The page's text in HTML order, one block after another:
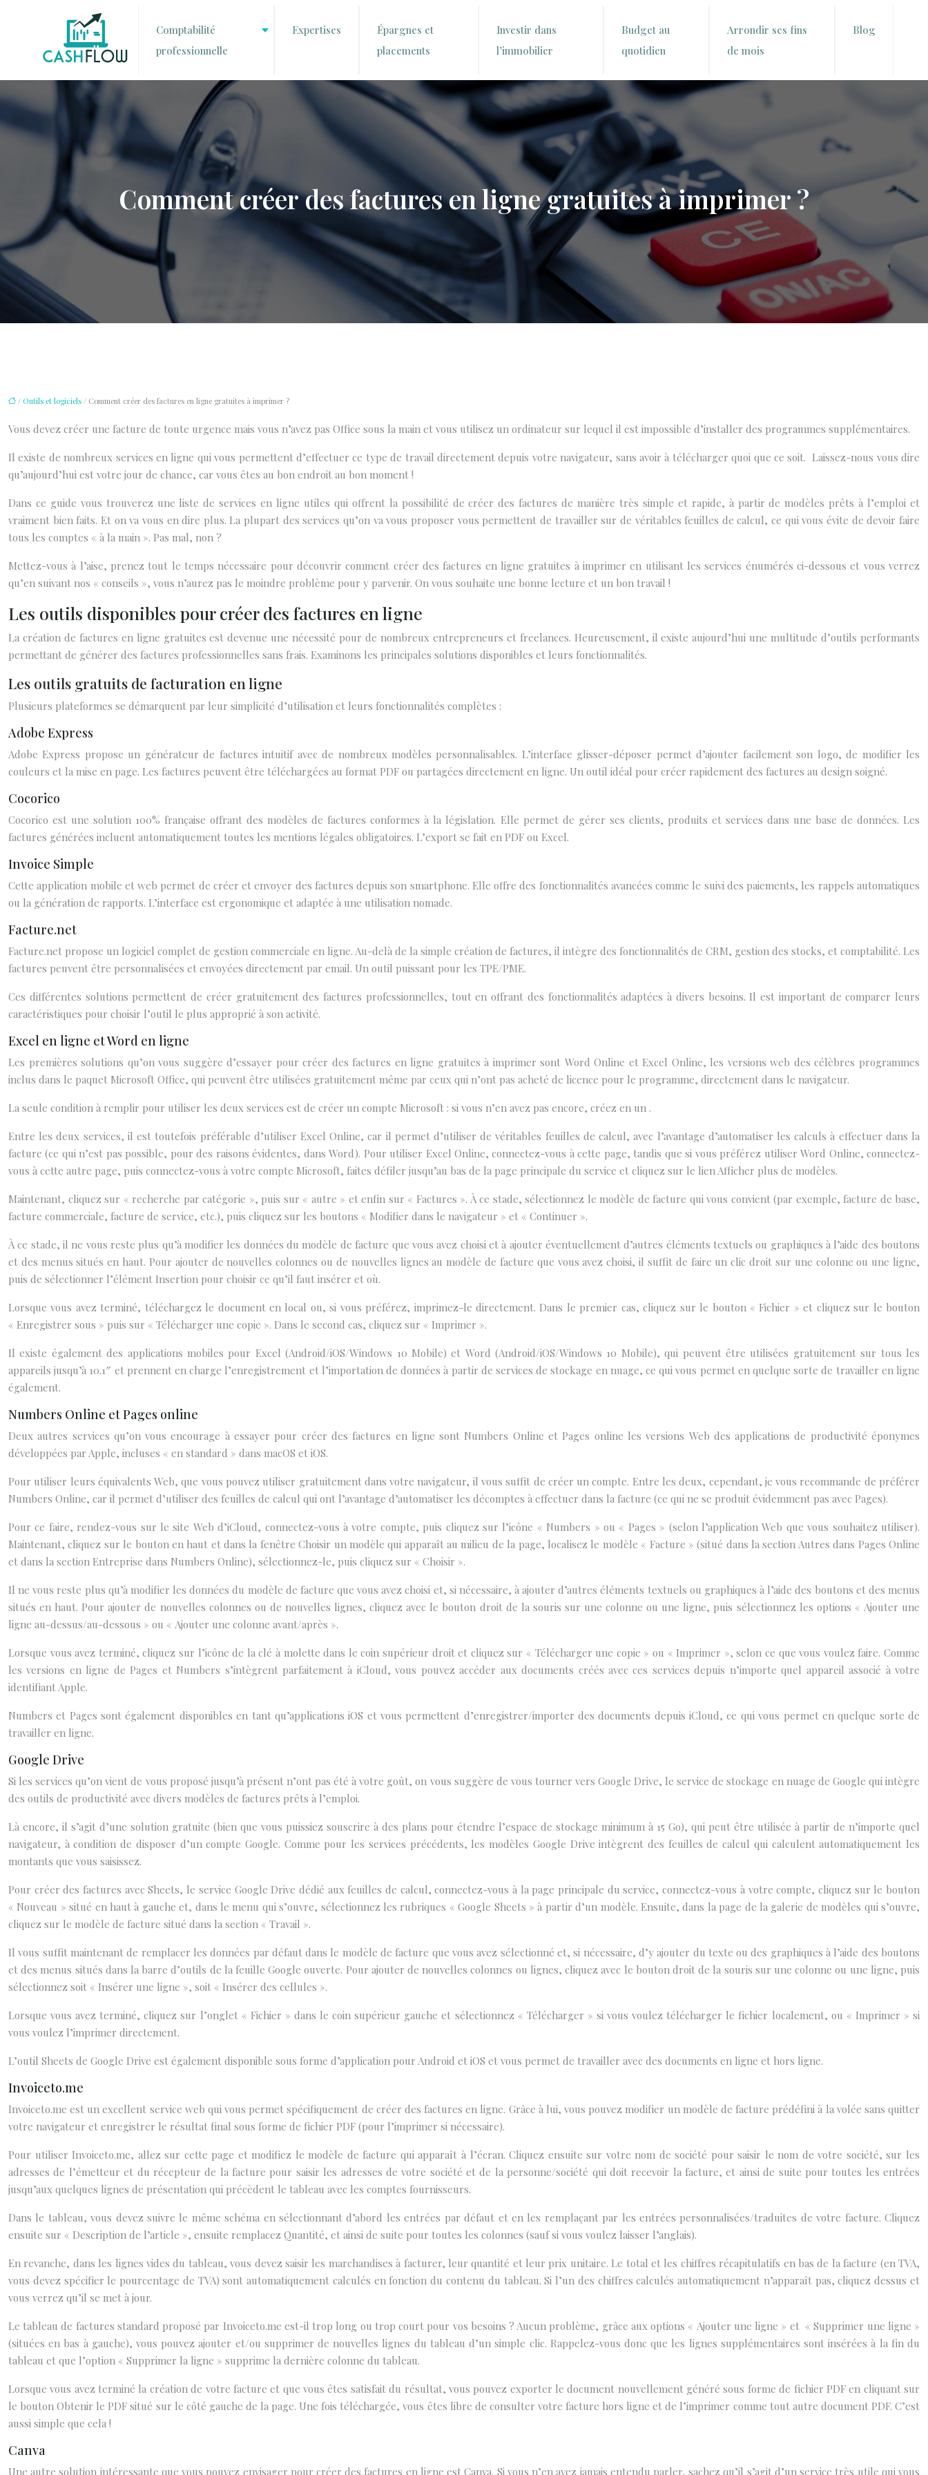
Comptabilité
professionnelle
Expertises
Épargnes et
placements
Investir dans
l’immobilier
Budget au
quotidien
Arrondir ses fins
de mois
Blog
Comment créer des factures en ligne gratuites à imprimer ?
/ Outils et logiciels / Comment créer des factures en ligne gratuites à imprimer ?
Vous devez créer une facture de toute urgence mais vous n’avez pas Office sous la main et vous utilisez un ordinateur sur lequel il est impossible d’installer des programmes supplémentaires.
Il existe de nombreux services en ligne qui vous permettent d’effectuer ce type de travail directement depuis votre navigateur, sans avoir à télécharger quoi que ce soit. Laissez-nous vous dire
qu’aujourd’hui est votre jour de chance, car vous êtes au bon endroit au bon moment !
Dans ce guide vous trouverez une liste de services en ligne utiles qui offrent la possibilité de créer des factures de manière très simple et rapide, à partir de modèles prêts à l’emploi et
vraiment bien faits. Et on va vous en dire plus. La plupart des services qu’on va vous proposer vous permettent de travailler sur de véritables feuilles de calcul, ce qui vous évite de devoir faire
tous les comptes « à la main ». Pas mal, non ?
Mettez-vous à l’aise, prenez tout le temps nécessaire pour découvrir comment créer des factures en ligne gratuites à imprimer en utilisant les services énumérés ci-dessous et vous verrez
qu’en suivant nos « conseils », vous n’aurez pas le moindre problème pour y parvenir. On vous souhaite une bonne lecture et un bon travail !
Les outils disponibles pour créer des factures en ligne
La création de factures en ligne gratuites est devenue une nécessité pour de nombreux entrepreneurs et freelances. Heureusement, il existe aujourd’hui une multitude d’outils performants
permettant de générer des factures professionnelles sans frais. Examinons les principales solutions disponibles et leurs fonctionnalités.
Les outils gratuits de facturation en ligne
Plusieurs plateformes se démarquent par leur simplicité d’utilisation et leurs fonctionnalités complètes :
Adobe Express
Adobe Express propose un générateur de factures intuitif avec de nombreux modèles personnalisables. L’interface glisser-déposer permet d’ajouter facilement son logo, de modifier les
couleurs et la mise en page. Les factures peuvent être téléchargées au format PDF ou partagées directement en ligne. Un outil idéal pour créer rapidement des factures au design soigné.
Cocorico
Cocorico est une solution 100% française offrant des modèles de factures conformes à la législation. Elle permet de gérer ses clients, produits et services dans une base de données. Les
factures générées incluent automatiquement toutes les mentions légales obligatoires. L’export se fait en PDF ou Excel.
Invoice Simple
Cette application mobile et web permet de créer et envoyer des factures depuis son smartphone. Elle offre des fonctionnalités avancées comme le suivi des paiements, les rappels automatiques
ou la génération de rapports. L’interface est ergonomique et adaptée à une utilisation nomade.
Facture.net
Facture.net propose un logiciel complet de gestion commerciale en ligne. Au-delà de la simple création de factures, il intègre des fonctionnalités de CRM, gestion des stocks, et comptabilité. Les
factures peuvent être personnalisées et envoyées directement par email. Un outil puissant pour les TPE/PME.
Ces différentes solutions permettent de créer gratuitement des factures professionnelles, tout en offrant des fonctionnalités adaptées à divers besoins. Il est important de comparer leurs
caractéristiques pour choisir l’outil le plus approprié à son activité.
Excel en ligne et Word en ligne
Les premières solutions qu’on vous suggère d’essayer pour créer des factures en ligne gratuites à imprimer sont Word Online et Excel Online, les versions web des célèbres programmes
inclus dans le paquet Microsoft Office, qui peuvent être utilisées gratuitement même par ceux qui n’ont pas acheté de licence pour le programme, directement dans le navigateur.
La seule condition à remplir pour utiliser les deux services est de créer un compte Microsoft : si vous n’en avez pas encore, créez en un .
Entre les deux services, il est toutefois préférable d’utiliser Excel Online, car il permet d’utiliser de véritables feuilles de calcul, avec l’avantage d’automatiser les calculs à effectuer dans la
facture (ce qui n’est pas possible, pour des raisons évidentes, dans Word). Pour utiliser Excel Online, connectez-vous à cette page, tandis que si vous préférez utiliser Word Online, connectez-
vous à cette autre page, puis connectez-vous à votre compte Microsoft, faites défiler jusqu’au bas de la page principale du service et cliquez sur le lien Afficher plus de modèles.
Maintenant, cliquez sur « recherche par catégorie », puis sur « autre » et enfin sur « Factures ». À ce stade, sélectionnez le modèle de facture qui vous convient (par exemple, facture de base,
facture commerciale, facture de service, etc.), puis cliquez sur les boutons « Modifier dans le navigateur » et « Continuer ».
À ce stade, il ne vous reste plus qu’à modifier les données du modèle de facture que vous avez choisi et à ajouter éventuellement d’autres éléments textuels ou graphiques à l’aide des boutons
et des menus situés en haut. Pour ajouter de nouvelles colonnes ou de nouvelles lignes au modèle de facture que vous avez choisi, il suffit de faire un clic droit sur une colonne ou une ligne,
puis de sélectionner l’élément Insertion pour choisir ce qu’il faut insérer et où.
Lorsque vous avez terminé, téléchargez le document en local ou, si vous préférez, imprimez-le directement. Dans le premier cas, cliquez sur le bouton « Fichier » et cliquez sur le bouton
« Enregistrer sous » puis sur « Télécharger une copie ». Dans le second cas, cliquez sur « Imprimer ».
Il existe également des applications mobiles pour Excel (Android/iOS/Windows 10 Mobile) et Word (Android/iOS/Windows 10 Mobile), qui peuvent être utilisées gratuitement sur tous les
appareils jusqu’à 10.1″ et prennent en charge l’enregistrement et l’importation de données à partir de services de stockage en nuage, ce qui vous permet en quelque sorte de travailler en ligne
également.
Numbers Online et Pages online
Deux autres services qu’on vous encourage à essayer pour créer des factures en ligne sont Numbers Online et Pages online les versions Web des applications de productivité éponymes
développées par Apple, incluses « en standard » dans macOS et iOS.
Pour utiliser leurs équivalents Web, que vous pouvez utiliser gratuitement dans votre navigateur, il vous suffit de créer un compte. Entre les deux, cependant, je vous recommande de préférer
Numbers Online, car il permet d’utiliser des feuilles de calcul qui ont l’avantage d’automatiser les décomptes à effectuer dans la facture (ce qui ne se produit évidemment pas avec Pages).
Pour ce faire, rendez-vous sur le site Web d’iCloud, connectez-vous à votre compte, puis cliquez sur l’icône « Numbers » ou « Pages » (selon l’application Web que vous souhaitez utiliser).
Maintenant, cliquez sur le bouton en haut et dans la fenêtre Choisir un modèle qui apparaît au milieu de la page, localisez le modèle « Facture » (situé dans la section Autres dans Pages Online
et dans la section Entreprise dans Numbers Online), sélectionnez-le, puis cliquez sur « Choisir ».
Il ne vous reste plus qu’à modifier les données du modèle de facture que vous avez choisi et, si nécessaire, à ajouter d’autres éléments textuels ou graphiques à l’aide des boutons et des menus
situés en haut. Pour ajouter de nouvelles colonnes ou de nouvelles lignes, cliquez avec le bouton droit de la souris sur une colonne ou une ligne, puis sélectionnez les options « Ajouter une
ligne au-dessus/au-dessous » ou « Ajouter une colonne avant/après ».
Lorsque vous avez terminé, cliquez sur l’icône de la clé à molette dans le coin supérieur droit et cliquez sur « Télécharger une copie » ou « Imprimer », selon ce que vous voulez faire. Comme
les versions en ligne de Pages et Numbers s’intègrent parfaitement à iCloud, vous pouvez accéder aux documents créés avec ces services depuis n’importe quel appareil associé à votre
identifiant Apple.
Numbers et Pages sont également disponibles en tant qu’applications iOS et vous permettent d’enregistrer/importer des documents depuis iCloud, ce qui vous permet en quelque sorte de
travailler en ligne.
Google Drive
Si les services qu’on vient de vous proposé jusqu’à présent n’ont pas été à votre goût, on vous suggère de vous tourner vers Google Drive, le service de stockage en nuage de Google qui intègre
des outils de productivité avec divers modèles de factures prêts à l’emploi.
Là encore, il s’agit d’une solution gratuite (bien que vous puissiez souscrire à des plans pour étendre l’espace de stockage minimum à 15 Go), qui peut être utilisée à partir de n’importe quel
navigateur, à condition de disposer d’un compte Google. Comme pour les services précédents, les modèles Google Drive intègrent des feuilles de calcul qui calculent automatiquement les
montants que vous saisissez.
Pour créer des factures avec Sheets, le service Google Drive dédié aux feuilles de calcul, connectez-vous à la page principale du service, connectez-vous à votre compte, cliquez sur le bouton
« Nouveau » situé en haut à gauche et, dans le menu qui s’ouvre, sélectionnez les rubriques « Google Sheets » à partir d’un modèle. Ensuite, dans la page de la galerie de modèles qui s’ouvre,
cliquez sur le modèle de facture situé dans la section « Travail ».
Il vous suffit maintenant de remplacer les données par défaut dans le modèle de facture que vous avez sélectionné et, si nécessaire, d’y ajouter du texte ou des graphiques à l’aide des boutons
et des menus situés dans la barre d’outils de la feuille Google ouverte. Pour ajouter de nouvelles colonnes ou lignes, cliquez avec le bouton droit de la souris sur une colonne ou une ligne, puis
sélectionnez soit « Insérer une ligne », soit « Insérer des cellules ».
Lorsque vous avez terminé, cliquez sur l’onglet « Fichier » dans le coin supérieur gauche et sélectionnez « Télécharger » si vous voulez télécharger le fichier localement, ou « Imprimer » si
vous voulez l’imprimer directement.
L’outil Sheets de Google Drive est également disponible sous forme d’application pour Android et iOS et vous permet de travailler avec des documents en ligne et hors ligne.
Invoiceto.me
Invoiceto.me est un excellent service web qui vous permet spécifiquement de créer des factures en ligne. Grâce à lui, vous pouvez modifier un modèle de facture prédéfini à la volée sans quitter
votre navigateur et enregistrer le résultat final sous forme de fichier PDF (pour l’imprimer si nécessaire).
Pour utiliser Invoiceto.me, allez sur cette page et modifiez le modèle de facture qui apparaît à l’écran. Cliquez ensuite sur votre nom de société pour saisir le nom de votre société, sur les
adresses de l’émetteur et du récepteur de la facture pour saisir les adresses de votre société et de la personne/société qui doit recevoir la facture, et ainsi de suite pour toutes les entrées
jusqu’aux quelques lignes de présentation qui précèdent le tableau avec les comptes fournisseurs.
Dans le tableau, vous devez suivre le même schéma en sélectionnant d’abord les entrées par défaut et en les remplaçant par les entrées personnalisées/traduites de votre facture. Cliquez
ensuite sur « Description de l’article », ensuite remplacez Quantité, et ainsi de suite pour toutes les colonnes (sauf si vous voulez laisser l’anglais).
En revanche, dans les lignes vides du tableau, vous devez saisir les marchandises à facturer, leur quantité et leur prix unitaire. Le total et les chiffres récapitulatifs en bas de la facture (en TVA,
vous devez spécifier le pourcentage de TVA) sont automatiquement calculés en fonction du contenu du tableau. Si l’un des chiffres calculés automatiquement n’apparaît pas, cliquez dessus et
vous verrez qu’il se met à jour.
Le tableau de factures standard proposé par Invoiceto.me est-il trop long ou trop court pour vos besoins ? Aucun problème, grâce aux options « Ajouter une ligne » et « Supprimer une ligne »
(situées en bas à gauche), vous pouvez ajouter et/ou supprimer de nouvelles lignes du tableau d’un simple clic. Rappelez-vous donc que les lignes supplémentaires sont insérées à la fin du
tableau et que l’option « Supprimer la ligne » supprime la dernière colonne du tableau.
Lorsque vous avez terminé la création de votre facture et que vous êtes satisfait du résultat, vous pouvez exporter le document nouvellement généré sous forme de fichier PDF en cliquant sur
le bouton Obtenir le PDF situé sur le côté gauche de la page. Une fois téléchargée, vous êtes libre de consulter votre facture hors ligne et de l’imprimer comme tout autre document PDF. C’est
aussi simple que cela !
Canva
Une autre solution intéressante que vous pouvez envisager pour créer des factures en ligne est Canva. Si vous n’en avez jamais entendu parler, sachez qu’il s’agit d’un service très utile qui vous